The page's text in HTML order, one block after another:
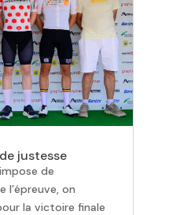
justesse
de
l’épreuve, on
la victoire finale